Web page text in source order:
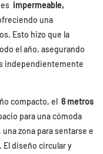
impermeable,
una
Esto hizo que la
el año, asegurando
independientemente
compacto, el 6 metros
para una cómoda
zona para sentarse e
El diseño circular y